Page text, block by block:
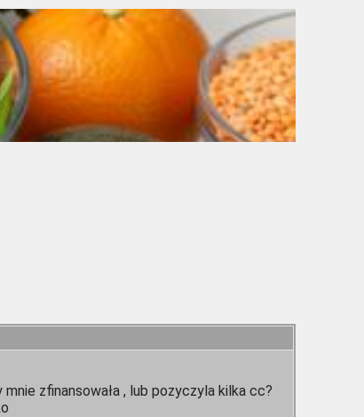
zfinansowała , lub pozyczyla kilka cc?